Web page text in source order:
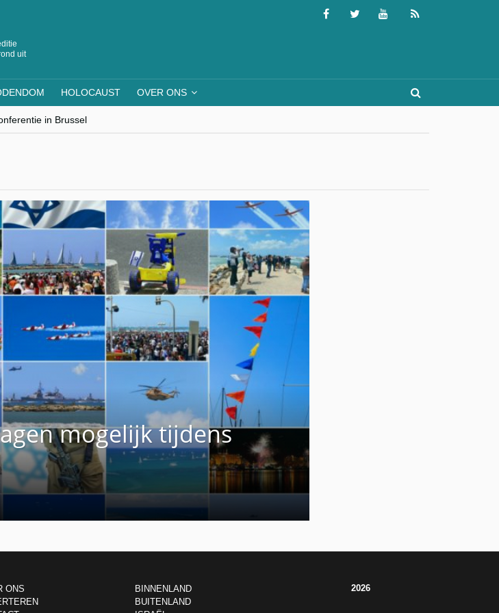
uit
HOLOCAUST OVER ONS
in Brussel
Jinnih Beels (Vooruit)
kosher travel en simchas wereldwijd
mogelijk tijdens
ONS
BINNENLAND
BUITENLAND
2026